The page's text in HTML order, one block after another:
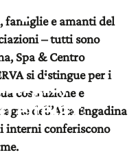
e relax.
famiglie e amanti del
– tutti sono
Spa & Centro
si distingue per i
costruzione e
dell’Alta Engadina
interniconferiscono